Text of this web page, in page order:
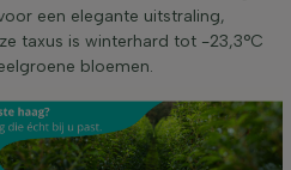
een elegante uitstraling,
taxus is winterhard tot -23,3°C
bloemen.